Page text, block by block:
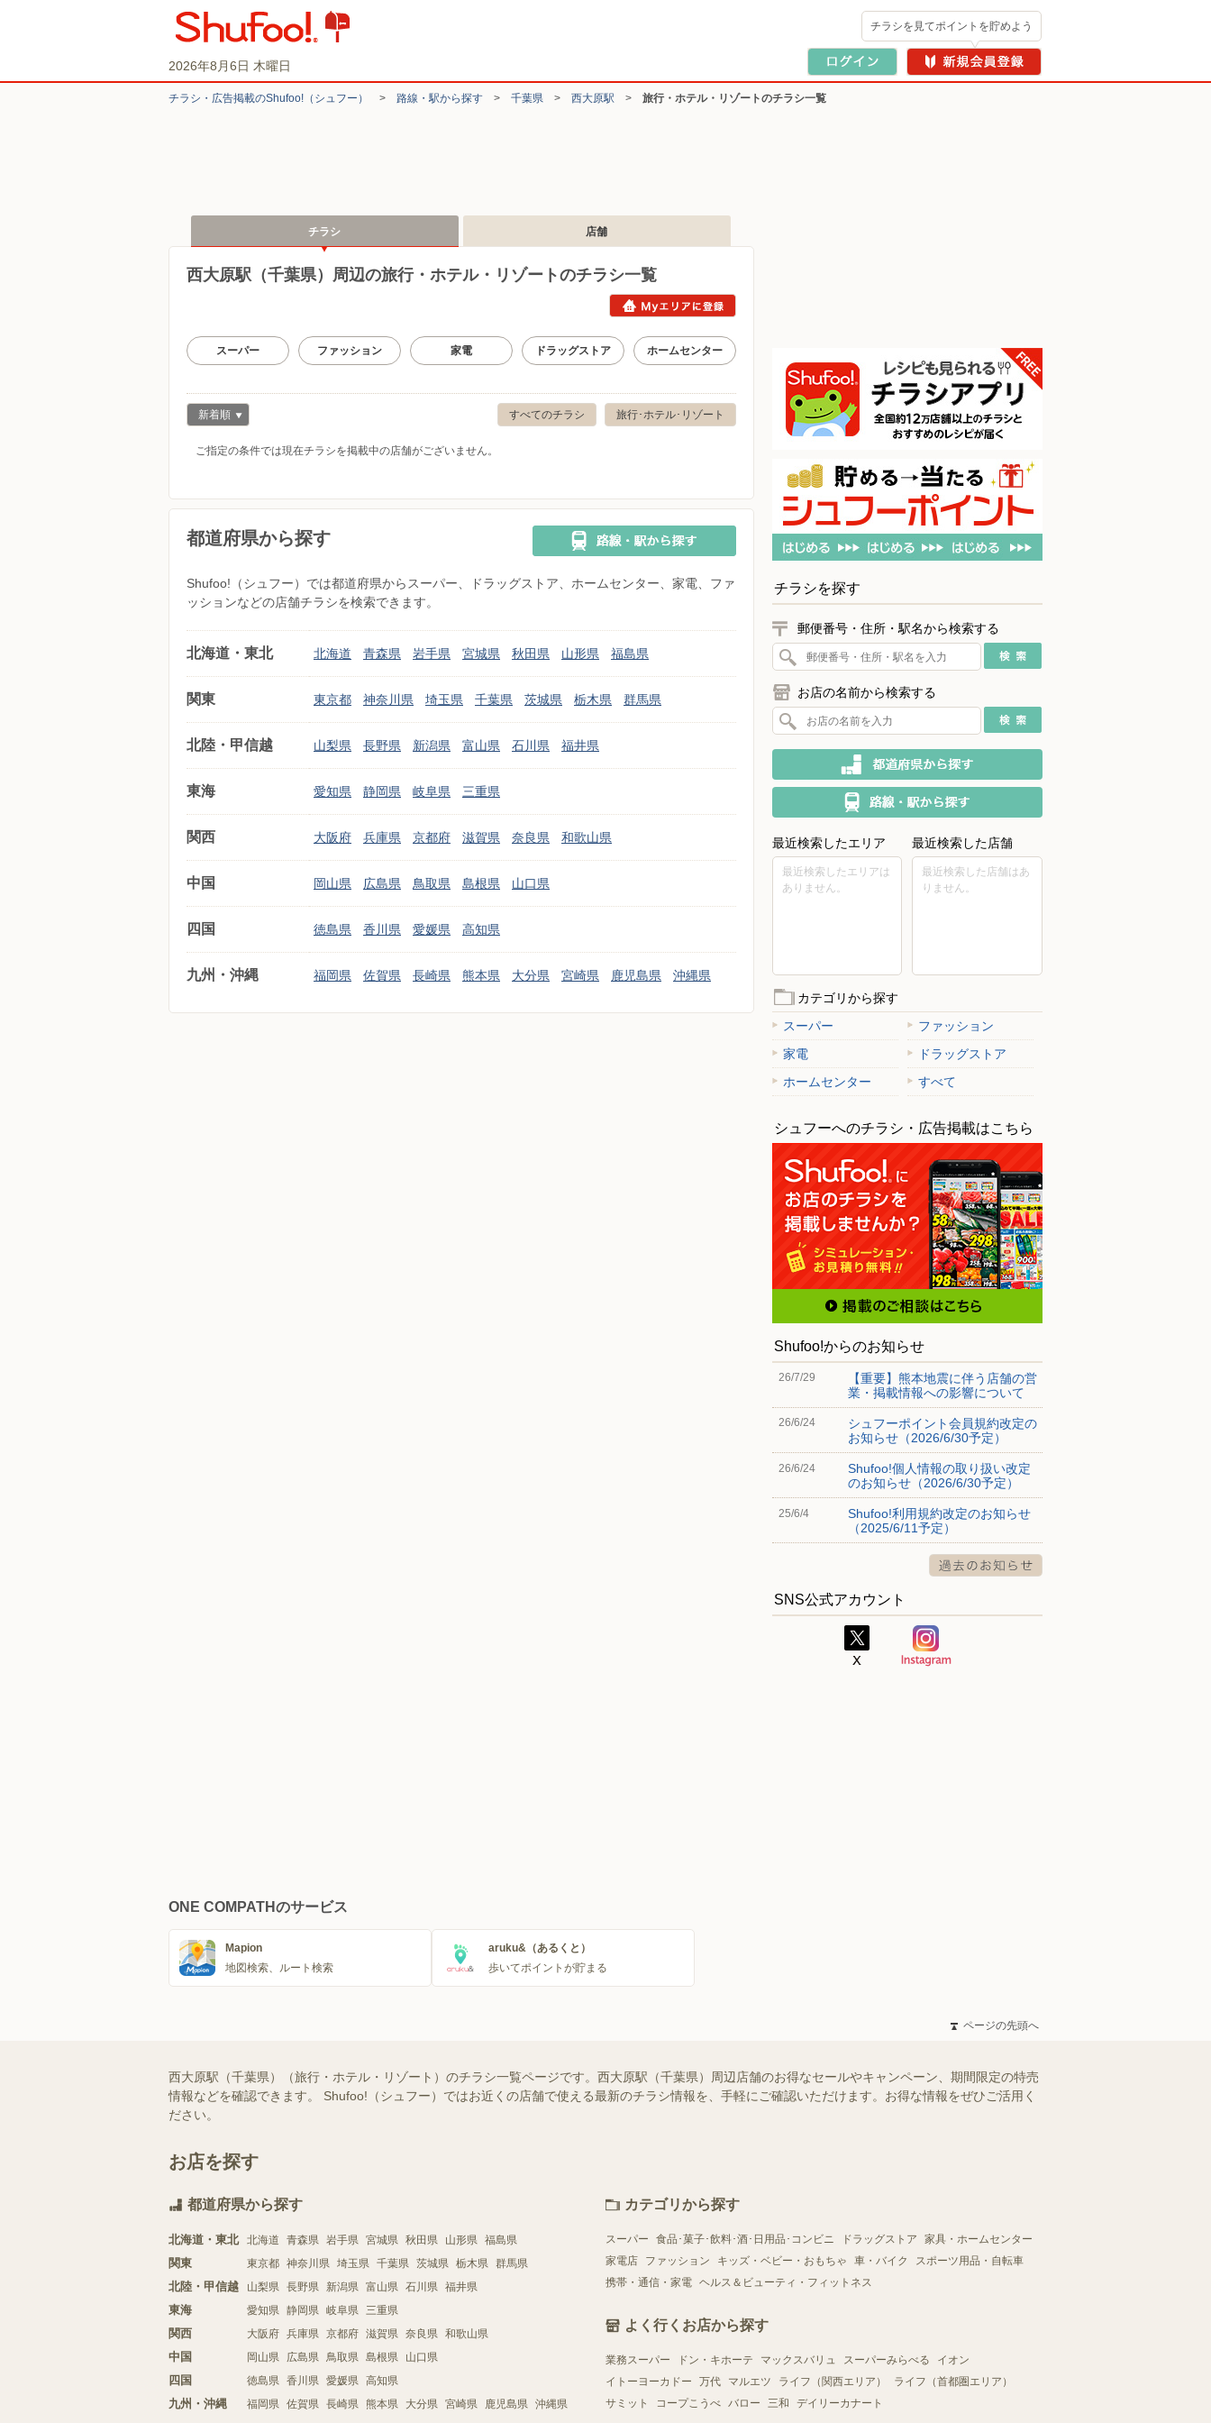
2026年8月6日 木曜日
チラシを見てポイントを貯めよう
チラシ・​広告掲載の​Shufoo!​（シュフー） > 路線・駅から探す > 千葉県 > 西大原駅 > 旅行・ホテル・リゾートのチラシ一覧
チラシ 店舗
西大原駅（千葉県）周辺の旅行・ホテル・リゾートのチラシ一覧
スーパー ファッション 家電 ドラッグストア ホームセンター
旅行･ホテル･リゾート
すべてのチラシ
新着順
ご指定の条件では現在チラシを掲載中の店舗がございません。
都道府県から探す
Shufoo!（シュフー）では都道府県からスーパー、ドラッグストア、ホームセンター、家電、ファ
ッションなどの店舗チラシを検索できます。
北海道・東北 北海道 青森県 岩手県 宮城県 秋田県 山形県 福島県
関東 東京都 神奈川県 埼玉県 千葉県 茨城県 栃木県 群馬県
北陸・甲信越 山梨県 長野県 新潟県 富山県 石川県 福井県
東海 愛知県 静岡県 岐阜県 三重県
関西 大阪府 兵庫県 京都府 滋賀県 奈良県 和歌山県
中国 岡山県 広島県 鳥取県 島根県 山口県
四国 徳島県 香川県 愛媛県 高知県
九州・沖縄 福岡県 佐賀県 長崎県 熊本県 大分県 宮崎県 鹿児島県 沖縄県
チラシを探す
郵便番号・住所・駅名から検索する
お店の名前から検索する
最近検索したエリア
最近検索したエリアは
ありません。
最近検索した店舗
最近検索した店舗はあ
りません。
カテゴリから探す
スーパー
ファッション
家電
ドラッグストア
ホームセンター
すべて
シュフーへのチラシ・広告掲載はこちら
Shufoo!からのお知らせ
26/7/29
【重要】熊本地震に伴う店舗の営
業・掲載情報への影響について
26/6/24
シュフーポイント会員規約改定の
お知らせ（2026/6/30予定）
26/6/24
Shufoo!個人情報の取り扱い改定
のお知らせ（2026/6/30予定）
25/6/4
Shufoo!利用規約改定のお知らせ
（2025/6/11予定）
SNS公式アカウント
ONE COMPATHのサービス
Mapion
地図検索、ルート検索
aruku&（あるくと）
歩いてポイントが貯まる
ページの先頭へ
西大原駅（千葉県）（旅行・ホテル・リゾート）のチラシ一覧ページです。西大原駅（千葉県）周辺店舗のお得なセールやキャンペーン、期間限定の特売
情報などを確認できます。 Shufoo!（シュフー）ではお近くの店舗で使える最新のチラシ情報を、手軽にご確認いただけます。お得な情報をぜひご活用く
ださい。
お店を探す
都道府県から探す
北海道・東北 北海道 青森県 岩手県 宮城県 秋田県 山形県 福島県
関東 東京都 神奈川県 埼玉県 千葉県 茨城県 栃木県 群馬県
北陸・甲信越 山梨県 長野県 新潟県 富山県 石川県 福井県
東海 愛知県 静岡県 岐阜県 三重県
関西 大阪府 兵庫県 京都府 滋賀県 奈良県 和歌山県
中国 岡山県 広島県 鳥取県 島根県 山口県
四国 徳島県 香川県 愛媛県 高知県
九州・沖縄 福岡県 佐賀県 長崎県 熊本県 大分県 宮崎県 鹿児島県 沖縄県
カテゴリから探す
スーパー 食品･菓子･飲料･酒･日用品･コンビニ ドラッグストア
家具・ホームセンター
家電店
ファッション キッズ・ベビー・おもちゃ 車・バイク
スポーツ用品・自転車
携帯・通信・家電 ヘルス＆ビューティ・フィットネス
よく行くお店から探す
業務スーパー ドン・キホーテ マックスバリュ スーパーみらべる
イオン
イトーヨーカドー
万代 マルエツ ライフ（関西エリア）
ライフ（首都圏エリア）
サミット
コープこうべ バロー 三和 デイリーカナート